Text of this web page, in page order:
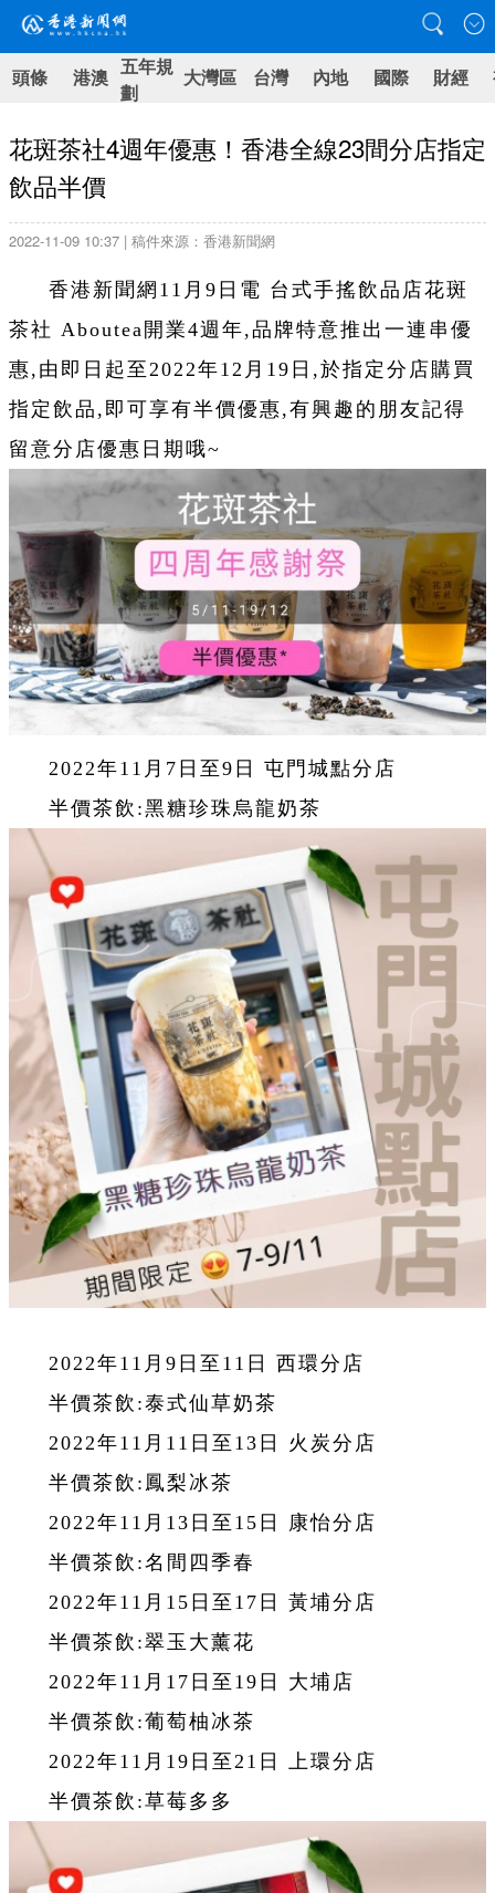
頭條 港澳 五年規
劃
大灣區 台灣 內地 國際 財經
花斑茶社4週年優惠！香港全線23間分店指定
飲品半價
2022-11-09 10:37 | 稿件來源：香港新聞網
香港新聞網11月9日電 台式手搖飲品店花斑
茶社 Aboutea開業4週年,品牌特意推出一連串優
惠,由即日起至2022年12月19日,於指定分店購買
指定飲品,即可享有半價優惠,有興趣的朋友記得
留意分店優惠日期哦~
2022年11月7日至9日 屯門城點分店
半價茶飲:黑糖珍珠烏龍奶茶
2022年11月9日至11日 西環分店
半價茶飲:泰式仙草奶茶
2022年11月11日至13日 火炭分店
半價茶飲:鳳梨冰茶
2022年11月13日至15日 康怡分店
半價茶飲:名間四季春
2022年11月15日至17日 黃埔分店
半價茶飲:翠玉大薰花
2022年11月17日至19日 大埔店
半價茶飲:葡萄柚冰茶
2022年11月19日至21日 上環分店
半價茶飲:草莓多多